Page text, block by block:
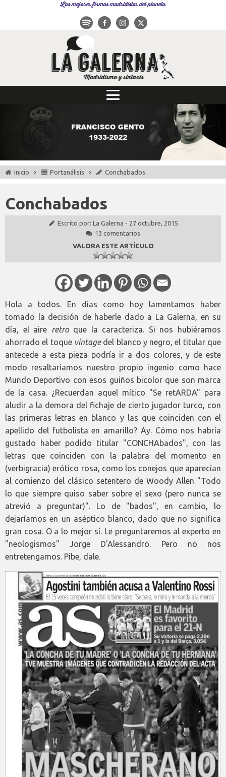
Las mejores firmas madridistas del planeta
Inicio Portanálisis Conchabados
Conchabados
Escrito por: La Galerna - 27 octubre, 2015
13 comentarios
VALORA ESTE ARTÍCULO
Hola a todos. En días como hoy lamentamos haber
tomado la decisión de haberle dado a La Galerna, en su
día, el aire retroque la caracteriza. Si nos hubiéramos
ahorrado el toque vintagedel blanco y negro, el titular que
antecede a esta pieza podría ir a dos colores, y de este
modo resaltaríamos nuestro propio ingenio como hace
Mundo Deportivo con esos guiños bicolor que son marca
de la casa. ¿Recuerdan aquel mítico "Se retARDA" para
aludir a la demora del fichaje de cierto jugador turco, con
las primeras letras en blanco y las que coinciden con el
apellido del futbolista en amarillo? Ay. Cómo nos habría
gustado haber podido titular "CONCHAbados", con las
letras que coinciden con la palabra del momento en
(verbigracia) erótico rosa, como los conejos que aparecían
al comienzo del clásico setentero de Woody Allen "Todo
lo que siempre quiso saber sobre el sexo (pero nunca se
atrevió a preguntar)". Lo de "bados", en cambio, lo
dejaríamos en un aséptico blanco, dado que no significa
gran cosa. O a lo mejor sí. Le preguntaremos al experto en
"neologismos" Jorge D'Alessandro. Pero no nos
entretengamos. Pibe, dale.